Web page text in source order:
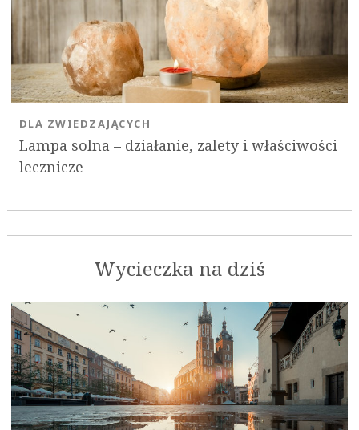
Lampa solna – działanie, zalety i właściwości
lecznicze
DLA ZWIEDZAJĄCYCH
Wycieczka na dziś